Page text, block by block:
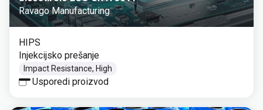
Ravago Manufacturing
HIPS
Injekcijsko prešanje
Impact Resistance, High
Usporedi proizvod